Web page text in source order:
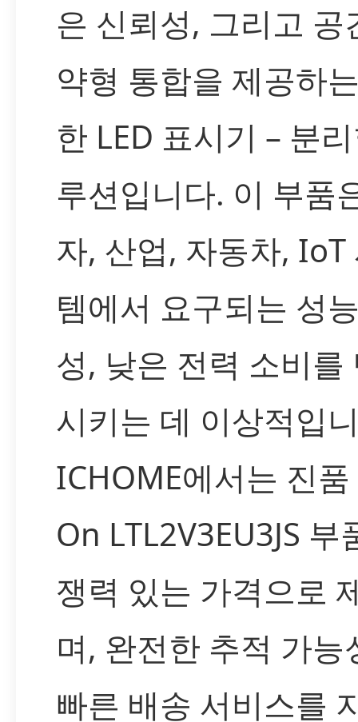
은 신뢰성, 그리고 공
약형 통합을 제공하
한 LED 표시기 – 분
루션입니다. 이 부품
자, 산업, 자동차, IoT
템에서 요구되는 성
성, 낮은 전력 소비를
시키는 데 이상적입
ICHOME에서는 진
On LTL2V3EU3JS 부
쟁력 있는 가격으로
며, 완전한 추적 가능
빠른 배송 서비스를